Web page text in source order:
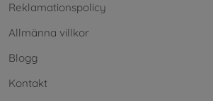
Reklamationspolicy
Allmänna villkor
Blogg
Kontakt